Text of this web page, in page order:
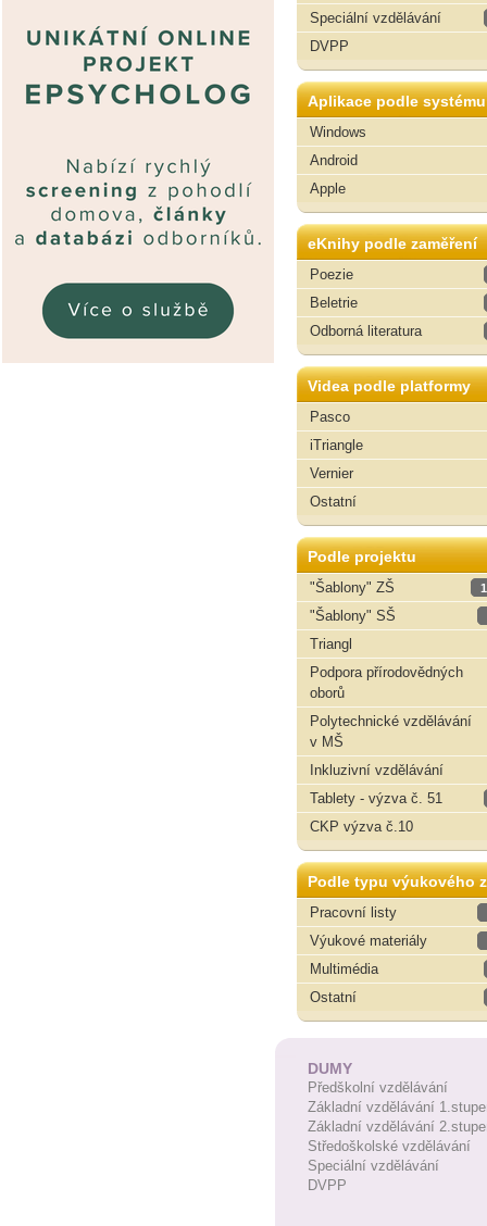
Speciální vzdělávání
DVPP
Aplikace podle systému
Windows
Android
Apple
eKnihy podle zaměření
Poezie
Beletrie
Odborná literatura
Videa podle platformy
Pasco
iTriangle
Vernier
Ostatní
Podle projektu
"Šablony" ZŠ
"Šablony" SŠ
Triangl
Podpora přírodovědných
oborů
Polytechnické vzdělávání
v MŠ
Inkluzivní vzdělávání
Tablety - výzva č. 51
CKP výzva č.10
Podle typu výukového
Pracovní listy
Výukové materiály
Multimédia
Ostatní
DUMY
Předškolní vzdělávání
Základní vzdělávání
Základní vzdělávání
Středoškolské vzdělávání
Speciální vzdělávání
DVPP